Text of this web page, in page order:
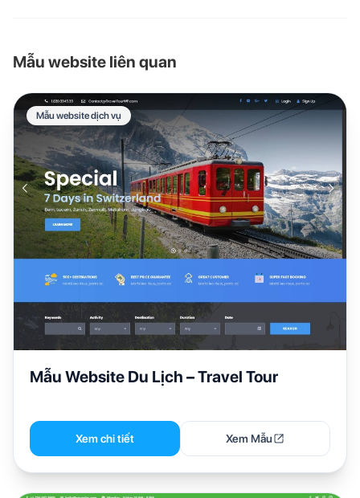
Mẫu website liên quan
Mẫu website dịch vụ
Mẫu Website Du Lịch – Travel Tour
Xem chi tiết Xem Mẫu